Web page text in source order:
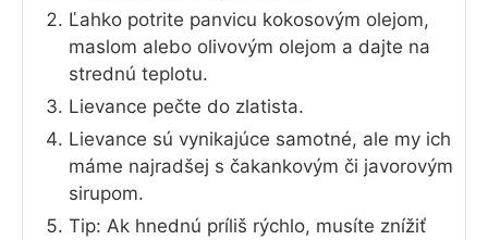
Ľahko potrite panvicu kokosovým olejom,
maslom alebo olivovým olejom a dajte na
strednú teplotu.
Lievance pečte do zlatista.
Lievance sú vynikajúce samotné, ale my ich
máme najradšej s čakankovým či javorovým
sirupom.
Tip: Ak hnednú príliš rýchlo, musíte znížiť